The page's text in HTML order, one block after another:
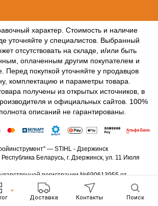
Доставка Контакты Поиск
характер. Стоимость и наличие
уточняйте у специалистов. Выбранный
отсутствовать на складе, и/или быть
оплаченным другим покупателем и
Перед покупкой уточняйте у продавцов
комплектацию и параметры товара.
получены из открытых источников, в
и официальных сайтов. 100%
описаний не гарантированы.
— STIHL - Дзержинск
Беларусь, г. Дзержинск, ул. 11 Июля
регистрации №690613955 от
облисполкомом.
зарегистрирован в Торговом
номер 488288